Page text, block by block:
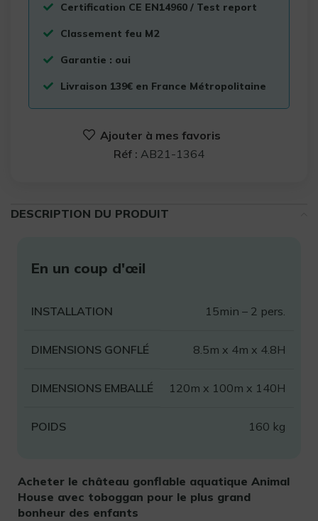
Certification CE EN14960 / Test report
Classement feu M2
Garantie : oui
Livraison 139€ en France Métropolitaine
Ajouter à mes favoris
Réf : AB21-1364
DESCRIPTION DU PRODUIT
En un coup d'œil
INSTALLATION 15min – 2 pers.
DIMENSIONS GONFLÉ 8.5m x 4m x 4.8H
DIMENSIONS EMBALLÉ 120m x 100m x 140H
POIDS 160 kg
Acheter le château gonflable aquatique Animal
House avec toboggan pour le plus grand
bonheur des enfants